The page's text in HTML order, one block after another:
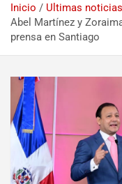
Inicio
Ultimas noticias
Abel Martínez y
prensa en Santiago